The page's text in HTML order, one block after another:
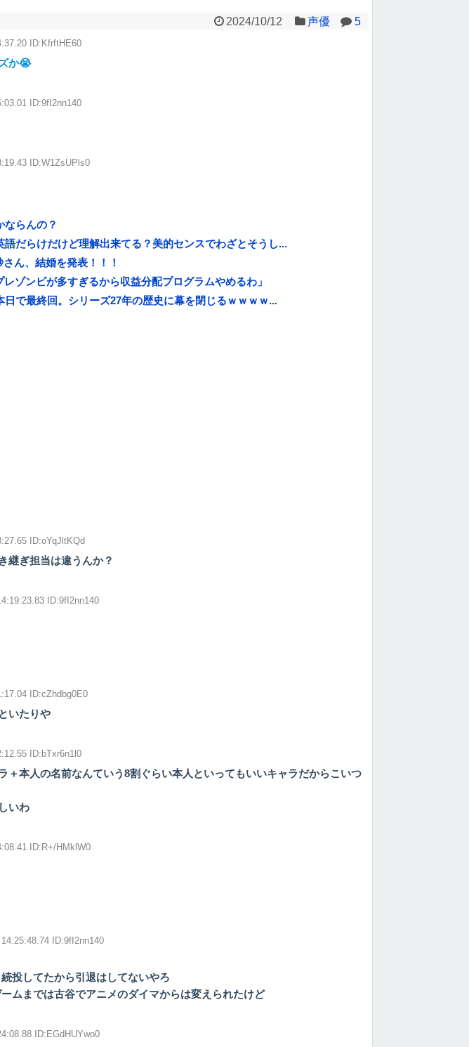
2024/10/12 声優 5
ID:KfrftHE60
か😭
ID:9fI2nn140
ID:W1ZsUPls0
ならんの？
だらけだけど理解出来てる？美的センスでわざとそうし...
ん、結婚を発表！！！
レゾンビが多すぎるから収益分配プログラムやめるわ」
日で最終回。シリーズ27年の歴史に幕を閉じるｗｗｗｗ...
ID:oYqJltKQd
継ぎ担当は違うんか？
ID:9fI2nn140
ID:cZhdbg0E0
いたりや
ID:bTxr6n1l0
＋本人の名前なんていう8割ぐらい本人といってもいいキャラだからこいつ
いわ
ID:R+/HMklW0
ID:9fI2nn140
投してたから引退はしてないやろ
ムまでは古谷でアニメのダイマからは変えられたけど
ID:EGdHUYwo0